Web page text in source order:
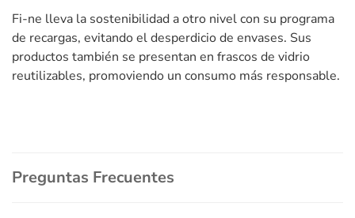
Fi-ne lleva la sostenibilidad a otro nivel con su programa
de recargas, evitando el desperdicio de envases. Sus
productos también se presentan en frascos de vidrio
reutilizables, promoviendo un consumo más responsable.
Preguntas Frecuentes